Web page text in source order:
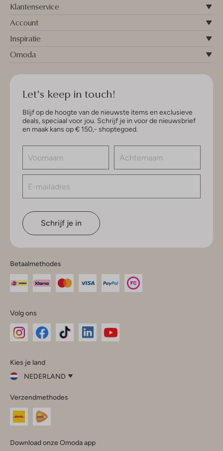
Klantenservice
Account
Inspiratie
Omoda
Let's keep in touch!
Blijf op de hoogte van de nieuwste items en exclusieve
deals, speciaal voor jou. Schrijf je in voor de nieuwsbrief
en maak kans op € 150,- shoptegoed.
Schrijf je in
Betaalmethodes
Volg ons
InstagramFacebook
Kies je land
NEDERLAND
je
land
Nederland
Verzendmethodes
Download onze Omoda app